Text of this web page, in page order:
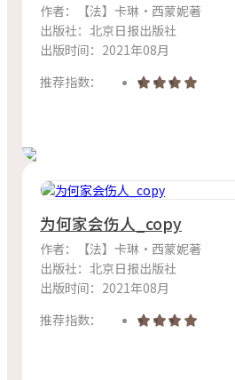
作者：【法】卡琳·西蒙妮著
出版社：北京日报出版社
出版时间：2021年08月
推荐指数：
为何家会伤人_copy
作者：【法】卡琳·西蒙妮著
出版社：北京日报出版社
出版时间：2021年08月
推荐指数：